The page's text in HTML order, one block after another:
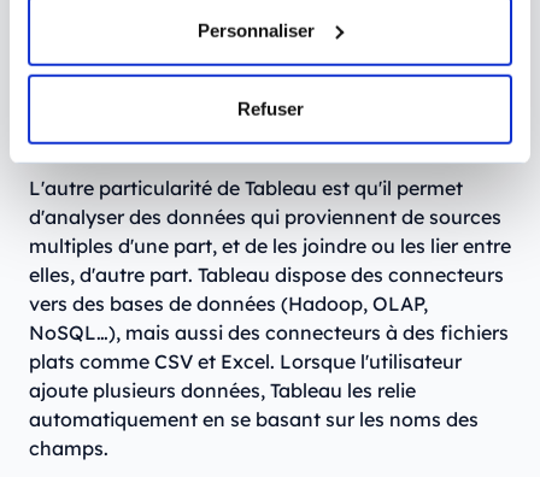
Personnaliser
Refuser
modèles afin de les exécuter en temps réel. Il est
ainsi possible de donner à ses dashboards des
capacités analytiques avancées.
L'autre particularité de Tableau est qu'il permet
d'analyser des données qui proviennent de sources
multiples d'une part, et de les joindre ou les lier entre
elles, d'autre part. Tableau dispose des connecteurs
vers des bases de données (Hadoop, OLAP,
NoSQL…), mais aussi des connecteurs à des fichiers
plats comme CSV et Excel. Lorsque l'utilisateur
ajoute plusieurs données, Tableau les relie
automatiquement en se basant sur les noms des
champs.